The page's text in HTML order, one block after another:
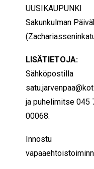
UUSIKAUPUNKI
Sakunkulman
LISÄTIETOJA:
Sähköpostilla
ja puhelimitse 045
00068.
Innostu